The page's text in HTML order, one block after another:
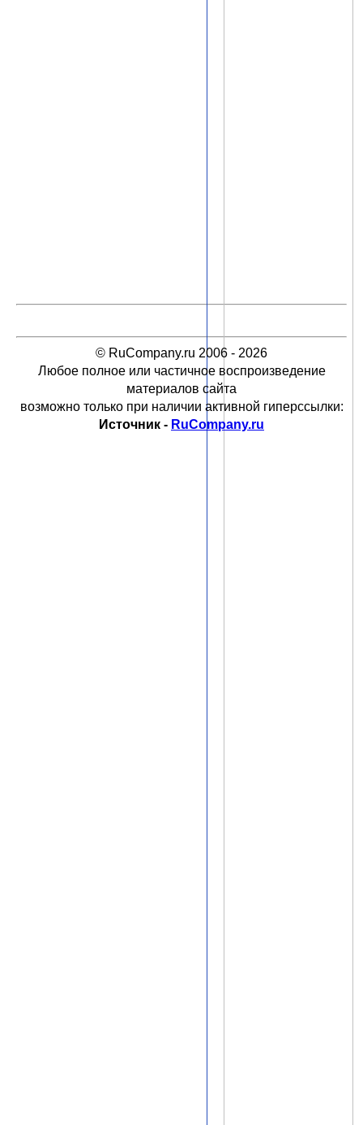
© RuCompany.ru 2006 - 2026
Любое полное или частичное воспроизведение
материалов сайта
возможно только при наличии активной гиперссылки:
Источник - RuCompany.ru